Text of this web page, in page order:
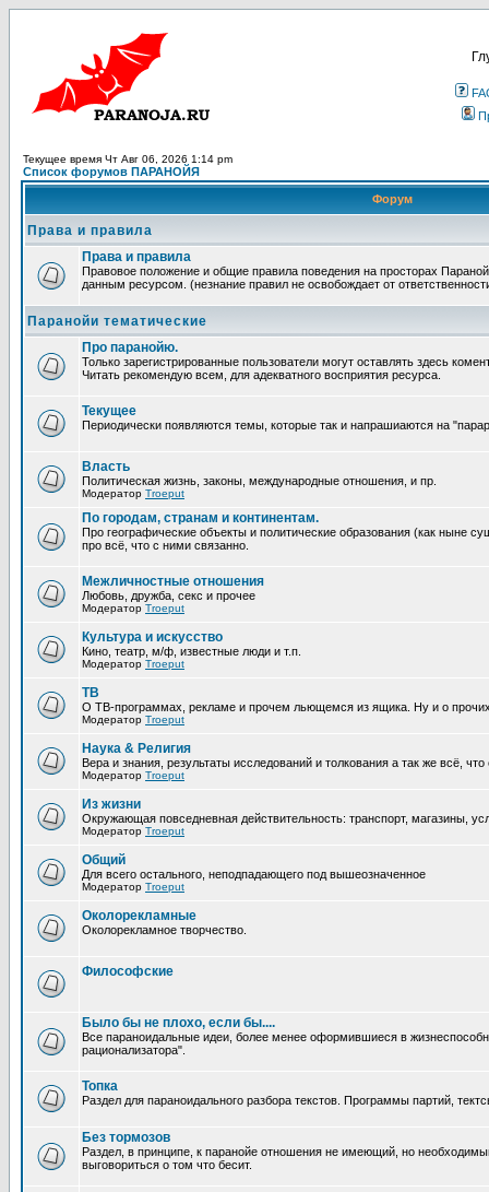
Текущее время Чт Авг 06, 2026 1:14 pm
Список форумов ПАРАНОЙЯ
Форум
Права и правила
Права и правила
Правовое положение и общие правила поведения на просторах
данным ресурсом. (незнание правил не освобождает от
Паранойи тематические
Про паранойю.
Только зарегистрированные пользователи могут оставлять здесь
Читать рекомендую всем, для адекватного восприятия ресурса.
Текущее
Периодически появляются темы, которые так и напрашиаются на
Власть
Политическая жизнь, законы, международные отношения, и пр.
Модератор Troeput
По городам, странам и континентам.
Про географические объекты и политические образования (как ныне
про всё, что с ними связанно.
Межличностные отношения
Любовь, дружба, секс и прочее
Модератор Troeput
Культура и искусство
Кино, театр, м/ф, известные люди и т.п.
Модератор Troeput
ТВ
О ТВ-программах, рекламе и прочем льющемся из ящика. Ну и о
Модератор Troeput
Наука & Религия
Вера и знания, результаты исследований и толкования а так же всё,
Модератор Troeput
Из жизни
Окружающая повседневная действительность: транспорт, магазины,
Модератор Troeput
Общий
Для всего остального, неподпадающего под вышеозначенное
Модератор Troeput
Околорекламные
Околорекламное творчество.
Философские
Было бы не плохо, если бы....
Все параноидальные идеи, более менее оформившиеся в
рационализатора".
Топка
Раздел для параноидального разбора текстов. Программы партий,
Без тормозов
Раздел, в принципе, к паранойе отношения не имеющий, но
выговориться о том что бесит.